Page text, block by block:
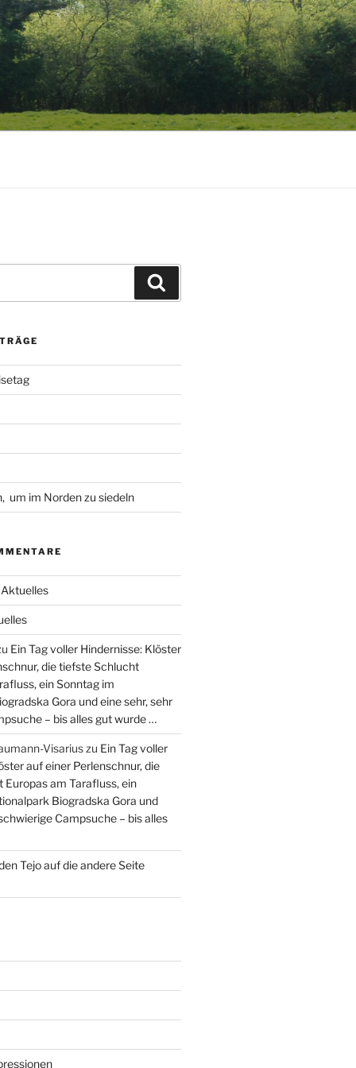
um im Norden zu siedeln
Aktuelles
Ein Tag voller Hindernisse: Klöster
die tiefste Schlucht
ein Sonntag im
Gora und eine sehr, sehr
– bis alles gut wurde …
Visariuszu Ein Tag voller
auf einer Perlenschnur, die
am Tarafluss, ein
Biogradska Gora und
Campsuche – bis alles
Tejo auf die andere Seite